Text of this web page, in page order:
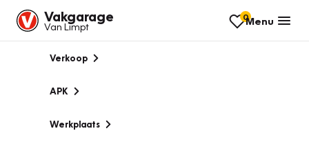
Vakgarage
Van Limpt
0Menu
Verkoop
APK
Werkplaats